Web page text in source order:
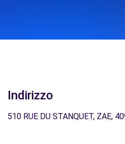
Indirizzo
510 RUE DU STANQUET, ZAE,